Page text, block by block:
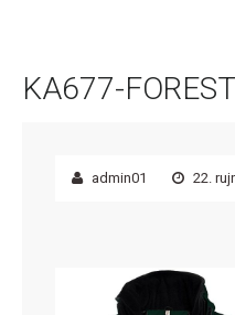
KA677-
admin01 22.